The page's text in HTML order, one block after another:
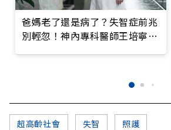
爸媽老了還是病了？失智症前兆
別輕忽！神內專科醫師王培寧呼
超高齡社會 失智 照護